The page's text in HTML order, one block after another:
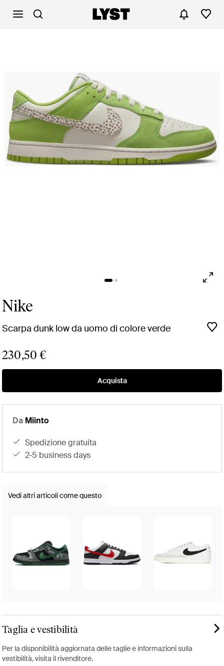
Nike
Scarpa dunk low da uomo di colore verde
230,50 €
Acquista
Da Miinto
spedizione gratuita
2-5 business days
Vedi altri articoli come questo
Taglia e vestibilità
Per la disponibilità aggiornata delle taglie e informazioni sulla
vestibilità, visita il rivenditore.